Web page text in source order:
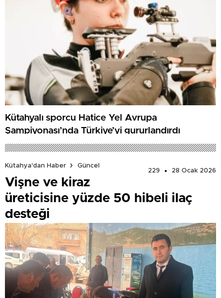
Kütahyalı sporcu Hatice Yel Avrupa
Şampiyonası’nda Türkiye’yi gururlandırdı
Kütahya'dan Haber
Güncel
229
28 Ocak 2026
Vişne ve kiraz
üreticisine yüzde 50 hibeli ilaç
desteği